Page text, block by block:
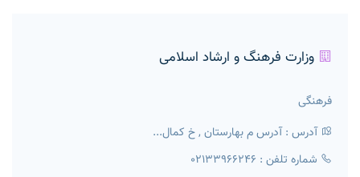
وزارت فرهنگ و ارشاد اسلامی
فرهنگی
آدرس : آدرس م بهارستان , خ کمال...
شماره تلفن : 02133966246